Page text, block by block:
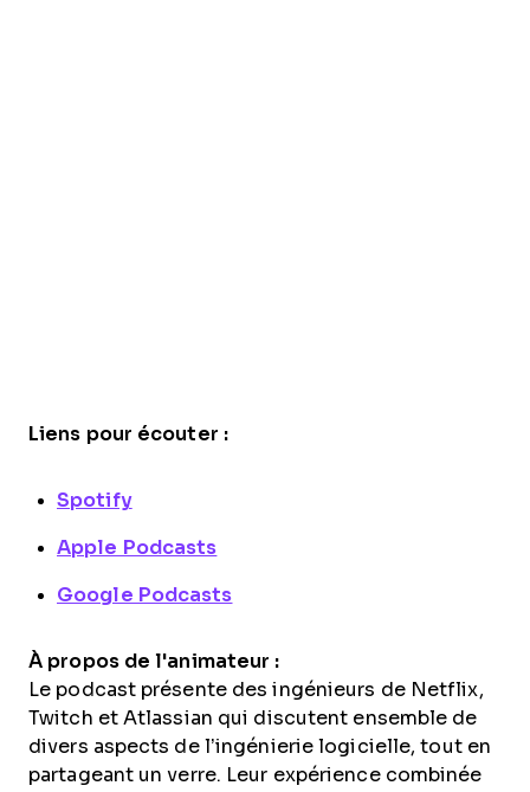
Liens pour écouter :
Spotify
Apple Podcasts
Google Podcasts
À propos de l'animateur :
Le podcast présente des ingénieurs de Netflix,
Twitch et Atlassian qui discutent ensemble de
divers aspects de l’ingénierie logicielle, tout en
partageant un verre. Leur expérience combinée